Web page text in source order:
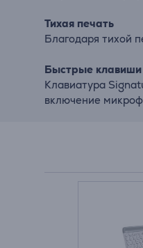
Тихая печать
Благодаря тихой
Быстрые клавиши
Клавиатура
включение